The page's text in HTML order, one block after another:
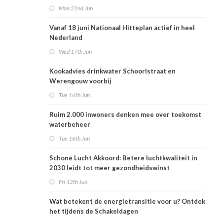
Mon 22nd Jun
Vanaf 18 juni Nationaal Hitteplan actief in heel
Nederland
Wed 17th Jun
Kookadvies drinkwater Schoorlstraat en
Werengouw voorbij
Tue 16th Jun
Ruim 2.000 inwoners denken mee over toekomst
waterbeheer
Tue 16th Jun
Schone Lucht Akkoord: Betere luchtkwaliteit in
2030 leidt tot meer gezondheidswinst
Fri 12th Jun
Wat betekent de energietransitie voor u? Ontdek
het tijdens de Schakeldagen